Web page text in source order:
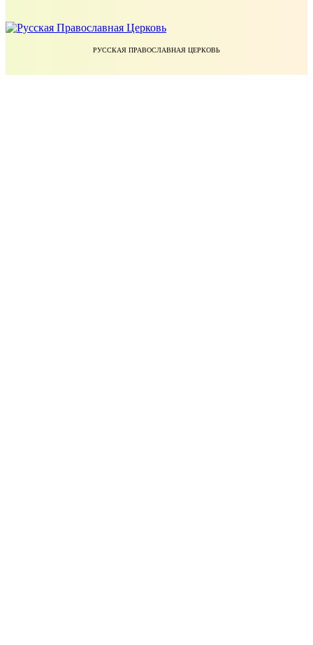
РУССКАЯ ПРАВОСЛАВНАЯ ЦЕРКОВЬ